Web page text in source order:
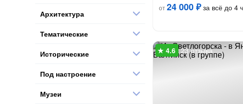
от24 000 ₽за всё до 4
23 отзыва
Архитектура
Тематические
Исторические
Под настроение
Музеи